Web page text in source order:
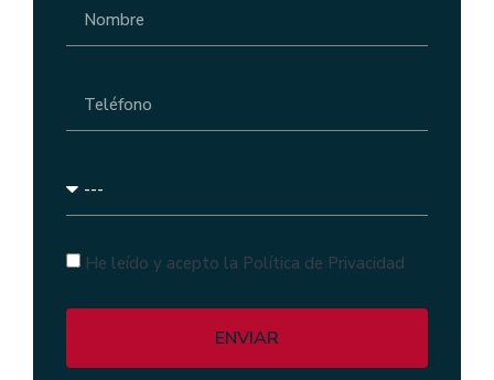
He leído y acepto la Política de Privacidad
ENVIAR